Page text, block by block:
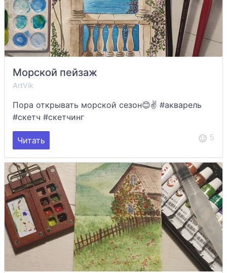
Морской пейзаж
ArtVik
Пора открывать морской сезон😊✌ #акварель
#скетч #скетчинг
Читать 5